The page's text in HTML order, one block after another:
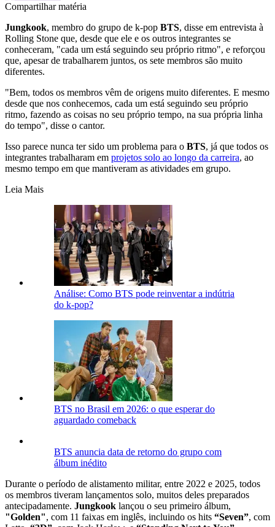
Compartilhar matéria
Jungkook, membro do grupo de k-pop BTS, disse em entrevista à
Rolling Stone que, desde que ele e os outros integrantes se
conheceram, "cada um está seguindo seu próprio ritmo", e reforçou
que, apesar de trabalharem juntos, os sete membros são muito
diferentes.
"Bem, todos os membros vêm de origens muito diferentes. E mesmo
desde que nos conhecemos, cada um está seguindo seu próprio
ritmo, fazendo as coisas no seu próprio tempo, na sua própria linha
do tempo", disse o cantor.
Isso parece nunca ter sido um problema para o BTS, já que todos os
integrantes trabalharam em projetos solo ao longo da carreira, ao
mesmo tempo em que mantiveram as atividades em grupo.
Leia Mais
Análise: Como BTS pode reinventar a indútria
do k-pop?
BTS no Brasil em 2026: o que esperar do
aguardado comeback
BTS anuncia data de retorno do grupo com
álbum inédito
Durante o período de alistamento militar, entre 2022 e 2025, todos
os membros tiveram lançamentos solo, muitos deles preparados
antecipadamente. Jungkook lançou o seu primeiro álbum,
"Golden", com 11 faixas em inglês, incluindo os hits “Seven”, com